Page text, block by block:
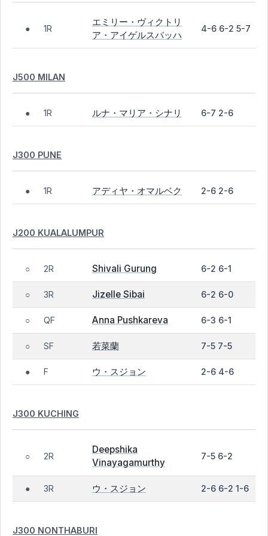
● 1R
エミリー・ヴィクトリ
ア・アイゲルスバッハ
4-6 6-2 5-7
J500 MILAN
● 1R ルナ・マリア・シナリ 6-7 2-6
J300 PUNE
● 1R アディヤ・オマルベク 2-6 2-6
J200 KUALALUMPUR
○ 2R Shivali Gurung 6-2 6-1
○ 3R Jizelle Sibai 6-2 6-0
○ QF Anna Pushkareva 6-3 6-1
○ SF 若菜蘭 7-5 7-5
● F ウ・スジョン 2-6 4-6
J300 KUCHING
○ 2R
Deepshika
Vinayagamurthy
7-5 6-2
● 3R ウ・スジョン 2-6 6-2 1-6
J300 NONTHABURI